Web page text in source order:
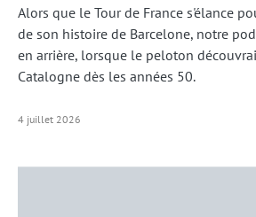
Alors que le Tour de France s'élance
de son histoire de Barcelone, notre
en arrière, lorsque le peloton
Catalogne dès les années 50.
4 juillet 2026